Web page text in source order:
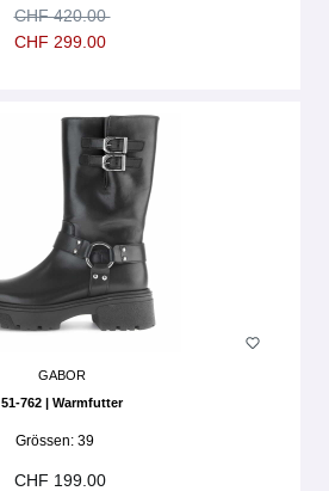
CHF 299.00
CHF 420.00
GABOR
51-762 | Warmfutter
Grössen: 39
CHF 199.00